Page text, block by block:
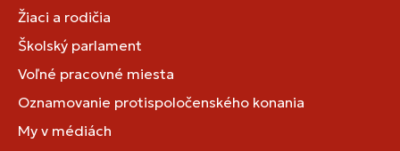
Žiaci a rodičia
Školský parlament
Voľné pracovné miesta
Oznamovanie protispoločenského konania
My v médiách